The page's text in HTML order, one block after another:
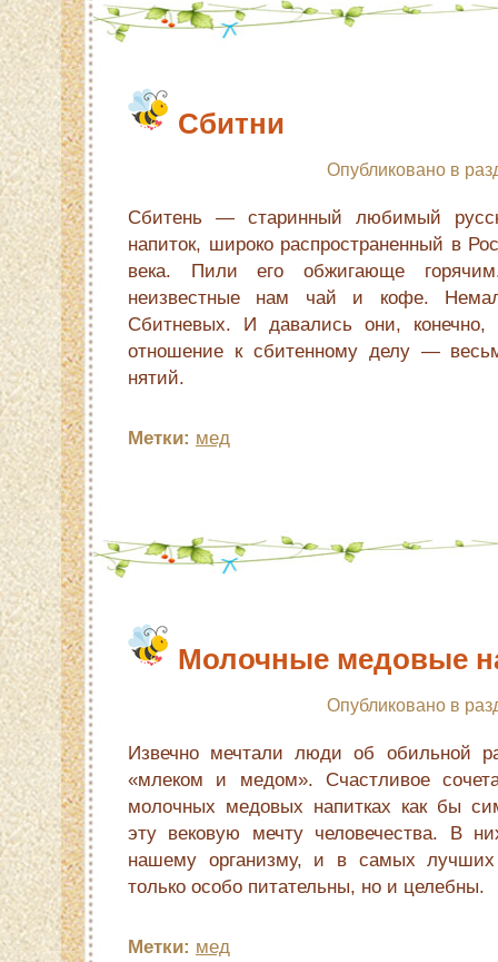
Сбитни
Опубликовано в
Сбитень — старинный любимый
напиток, широко распространенный в
века. Пили его обжигающе
неизвестные нам чай и кофе.
Сбитневых. И давались они,
отношение к сбитенному делу —
нятий.
Метки: мед
Молочные медовые
Опубликовано в
Извечно мечтали люди об обильной
«млеком и медом». Счастливое
молочных медовых напитках как бы
эту вековую мечту человечества. В
нашему организму, и в самых
только особо питательны, но и целебны.
Метки: мед